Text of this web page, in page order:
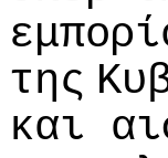
της
και